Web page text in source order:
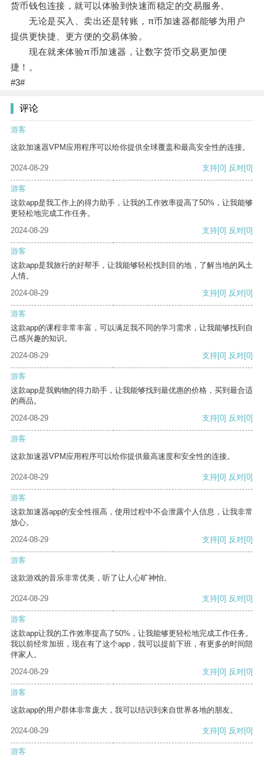
货币钱包连接，就可以体验到快速而稳定的交易服务。
无论是买入、卖出还是转账，π币加速器都能够为用户
提供更快捷、更方便的交易体验。
现在就来体验π币加速器，让数字货币交易更加便
捷！。
#3#
评论
游客
这款加速器VPM应用程序可以给你提供全球覆盖和最高安全性的连接。
2024-08-29 支持[0] 反对[0]
游客
这款app是我工作上的得力助手，让我的工作效率提高了50%，让我能够
更轻松地完成工作任务。
2024-08-29
支持[0] 反对[0]
游客
这款app是我旅行的好帮手，让我能够轻松找到目的地，了解当地的风土
人情。
2024-08-29
支持[0] 反对[0]
游客
这款app的课程非常丰富，可以满足我不同的学习需求，让我能够找到自
己感兴趣的知识。
2024-08-29
支持[0] 反对[0]
游客
这款app是我购物的得力助手，让我能够找到最优惠的价格，买到最合适
的商品。
2024-08-29
支持[0] 反对[0]
游客
这款加速器VPM应用程序可以给你提供最高速度和安全性的连接。
2024-08-29 支持[0] 反对[0]
游客
这款加速器app的安全性很高，使用过程中不会泄露个人信息，让我非常
放心。
2024-08-29
支持[0] 反对[0]
游客
这款游戏的音乐非常优美，听了让人心旷神怡。
2024-08-29 支持[0] 反对[0]
游客
这款app让我的工作效率提高了50%，让我能够更轻松地完成工作任务。
我以前经常加班，现在有了这个app，我可以提前下班，有更多的时间陪
伴家人。
2024-08-29
支持[0] 反对[0]
游客
这款app的用户群体非常庞大，我可以结识到来自世界各地的朋友。
2024-08-29 支持[0] 反对[0]
游客